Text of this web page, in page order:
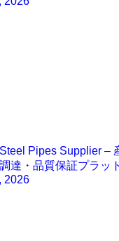
Pipes Supplier –
達・品質保証プラッ
2026